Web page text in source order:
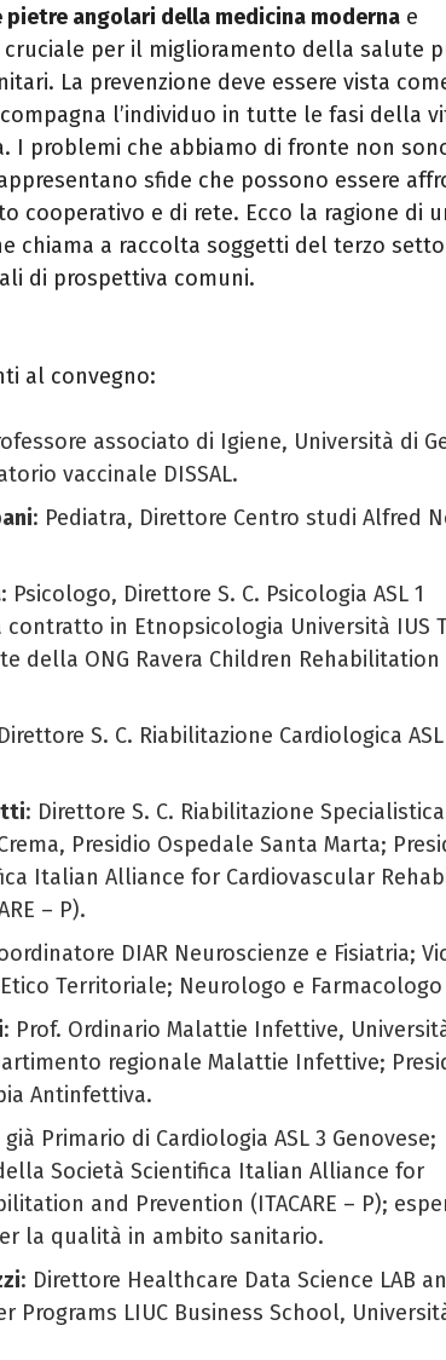
pietre angolari della medicina moderna e
per il miglioramento della salute
La prevenzione deve essere vista
l’individuo in tutte le fasi della
I problemi che abbiamo di fronte non
sfide che possono essere
cooperativo e di rete. Ecco la ragione di
chiama a raccolta soggetti del terzo
di prospettiva comuni.
al convegno:
associato di Igiene, Università di
vaccinale DISSAL.
: Pediatra, Direttore Centro studi Alfred
: Psicologo, Direttore S. C. Psicologia ASL 1
contratto in Etnopsicologia Università IUS
della ONG Ravera Children Rehabilitation
S. C. Riabilitazione Cardiologica ASL
: Direttore S. C. Riabilitazione Specialistica
Presidio Ospedale Santa Marta;
Italian Alliance for Cardiovascular
– P).
DIAR Neuroscienze e Fisiatria;
Territoriale; Neurologo e Farmacologo
: Prof. Ordinario Malattie Infettive,
regionale Malattie Infettive;
Antinfettiva.
già Primario di Cardiologia ASL 3 Genovese;
Società Scientifica Italian Alliance for
and Prevention (ITACARE – P);
la qualità in ambito sanitario.
: Direttore Healthcare Data Science LAB
Programs LIUC Business School,